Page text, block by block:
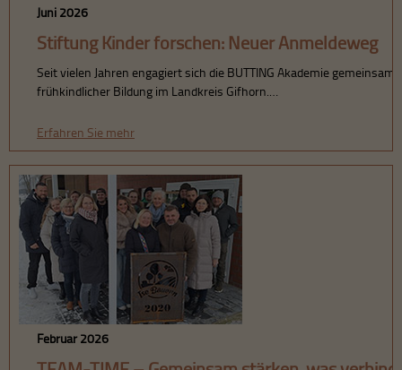
Juni 2026
Stiftung Kinder forschen: Neuer Anmeldeweg
Seit vielen Jahren engagiert sich die BUTTING Akademie
frühkindlicher Bildung im Landkreis Gifhorn.…
Erfahren Sie mehr
Februar 2026